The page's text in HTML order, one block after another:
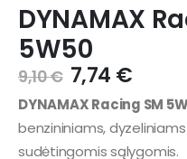
DYNAMAX
5W50
9,10€ 7,74 €
DYNAMAX Racing SM
benzininiams,
sudėtingomis sąlygomis.